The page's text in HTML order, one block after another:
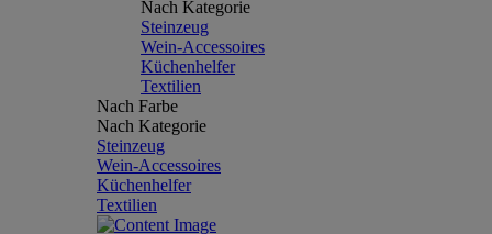
Nach Kategorie
Steinzeug
Wein-Accessoires
Küchenhelfer
Textilien
Nach Farbe
Nach Kategorie
Steinzeug
Wein-Accessoires
Küchenhelfer
Textilien